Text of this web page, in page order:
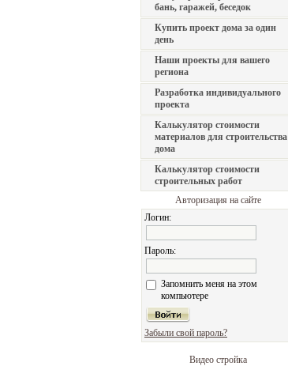
бань, гаражей, беседок
Купить проект дома за один
день
Наши проекты для вашего
региона
Разработка индивидуального
проекта
Калькулятор стоимости
материалов для строительства
дома
Калькулятор стоимости
строительных работ
Авторизация на сайте
Логин:
Пароль:
Запомнить меня на этом
компьютере
Забыли свой пароль?
Видео стройка